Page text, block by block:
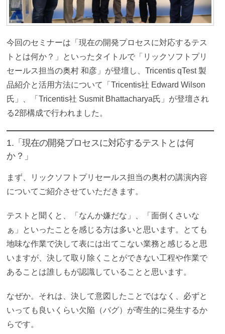
今回のセミナーは「現在の開発プロセスに対応するテス
トとは何か？」といったタイトルで「リックソフトプリ
セールス担当の奥村 和彦」が登壇し、Tricentis qTest 製
品紹介と活用方法について「Tricentis社 Edward Wilson
氏」、「Tricentis社 Susmit Bhattacharya氏」が登壇され
る2部構成で行われました。
1.「現在の開発プロセスに対応するテストとは何
か？」
まず、リックソフトプリセールス担当の奥村の講演内容
についてご紹介させていただきます。
テストと聞くと、「なんか嫌だな」、「面倒くさいな
ぁ」といったことを感じる方は多いと思います。とても
地味な作業で決して表には出てこない業務と感じると思
いますが、決して取り除くことができない工程や作業で
あることは誰しもが認識していることと思います。
なぜか。それは、決して意図したことではなく、必ずと
いっても良いくらい欠陥（バグ）が寄生的に発生するか
らです。